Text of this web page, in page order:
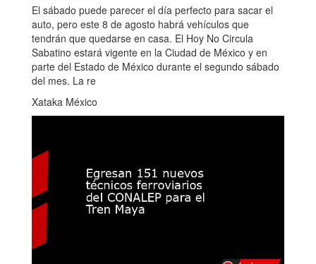
El sábado puede parecer el día perfecto para sacar el
auto, pero este 8 de agosto habrá vehículos que
tendrán que quedarse en casa. El Hoy No Circula
Sabatino estará vigente en la Ciudad de México y en
parte del Estado de México durante el segundo sábado
del mes. La re
Xataka México